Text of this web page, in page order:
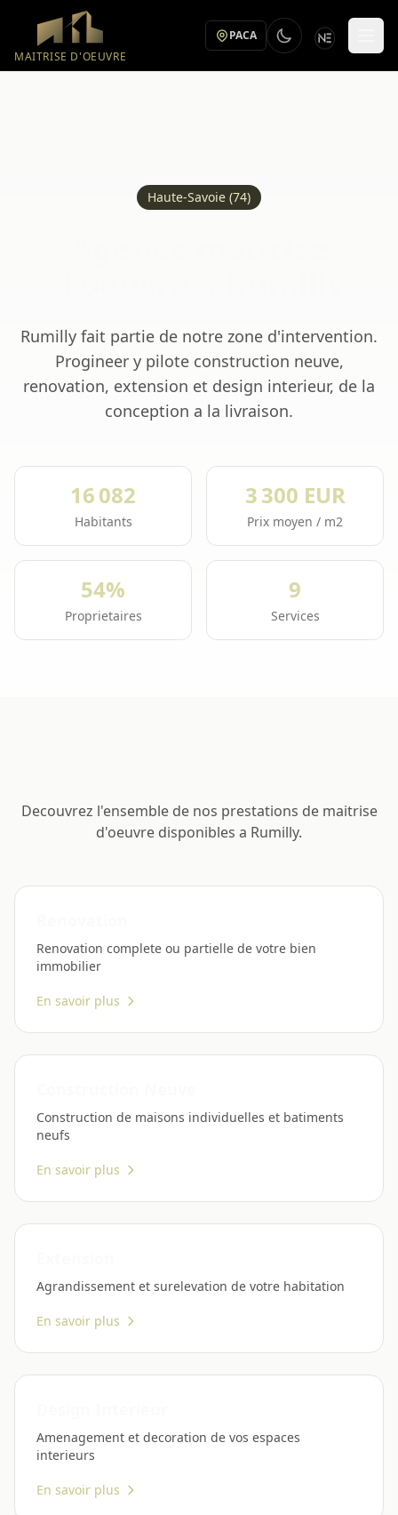
Aller au contenu principal
MAITRISE D'OEUVRE
PACA
Haute-Savoie (74)
Rumilly fait partie de notre zone d'intervention.
Progineer y pilote construction neuve,
renovation, extension et design interieur, de la
conception a la livraison.
16 082
Habitants
3 300 EUR
Prix moyen / m2
54%
Proprietaires
9
Services
Decouvrez l'ensemble de nos prestations de maitrise
d'oeuvre disponibles a Rumilly.
Renovation complete ou partielle de votre bien
immobilier
En savoir plus
Construction de maisons individuelles et batiments
neufs
En savoir plus
Agrandissement et surelevation de votre habitation
En savoir plus
Amenagement et decoration de vos espaces
interieurs
En savoir plus